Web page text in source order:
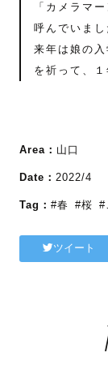
「カメラマ
呼んでいまし
来年は娘の
を祈って、
Area： 山口
Date： 2022/4
Tag： #春 #桜 #
ツイート